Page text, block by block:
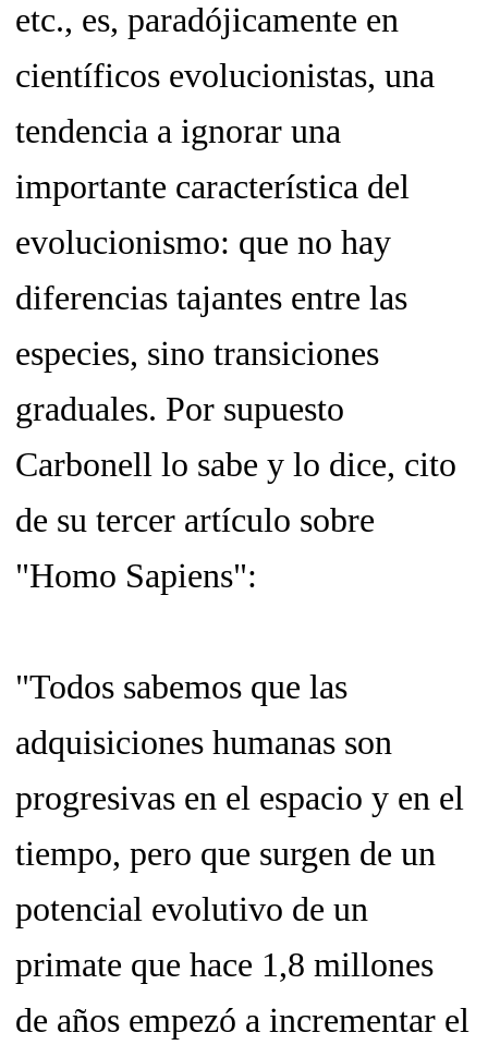
etc., es, paradójicamente en
científicos evolucionistas, una
tendencia a ignorar una
importante característica del
evolucionismo: que no hay
diferencias tajantes entre las
especies, sino transiciones
graduales. Por supuesto
Carbonell lo sabe y lo dice, cito
de su tercer artículo sobre
"Homo Sapiens":
"Todos sabemos que las
adquisiciones humanas son
progresivas en el espacio y en el
tiempo, pero que surgen de un
potencial evolutivo de un
primate que hace 1,8 millones
de años empezó a incrementar el